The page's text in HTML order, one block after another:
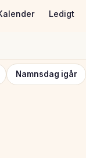
Ledigt
Namnsdag igår